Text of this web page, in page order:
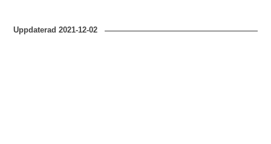
Uppdaterad2021-12-02